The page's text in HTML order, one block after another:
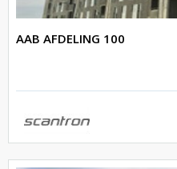
AAB AFDELING 100